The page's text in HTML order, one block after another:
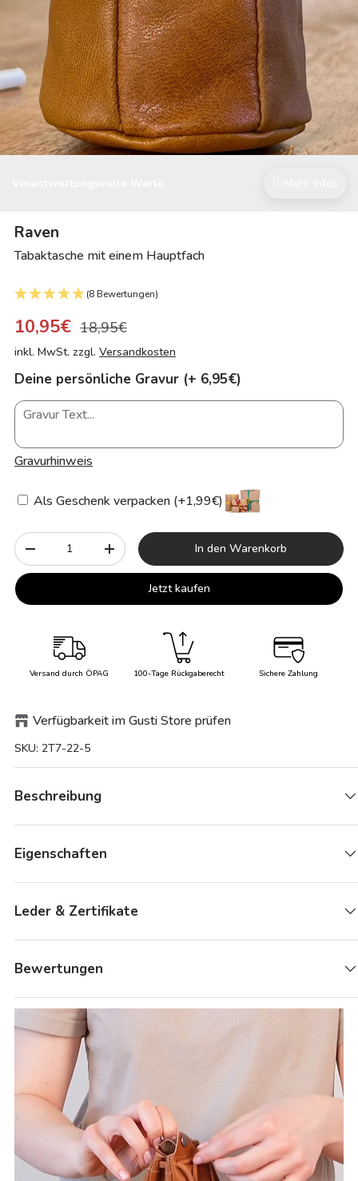
Raven
Tabaktasche mit einem Hauptfach
(8 Bewertungen)
10,95€ 18,95€
inkl. MwSt. zzgl. Versandkosten
Deine persönliche Gravur (+ 6,95€)
Gravurhinweis
Als Geschenk verpacken (+1,99€)
Anzahl
-
+ In den Warenkorb
Jetzt kaufen
Versand durch ÖPAG 100-Tage Rückgaberecht Sichere Zahlung
Verfügbarkeit im Gusti Store prüfen
SKU: 2T7-22-5
Beschreibung
Eigenschaften
Leder & Zertifikate
Bewertungen